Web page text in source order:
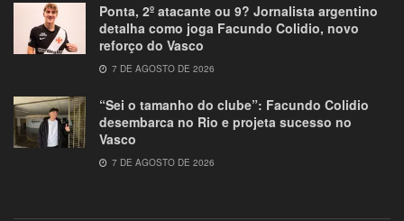
Ponta, 2º atacante ou 9? Jornalista argentino
detalha como joga Facundo Colidio, novo
reforço do Vasco
7 DE AGOSTO DE 2026
“Sei o tamanho do clube”: Facundo Colidio
desembarca no Rio e projeta sucesso no
Vasco
7 DE AGOSTO DE 2026